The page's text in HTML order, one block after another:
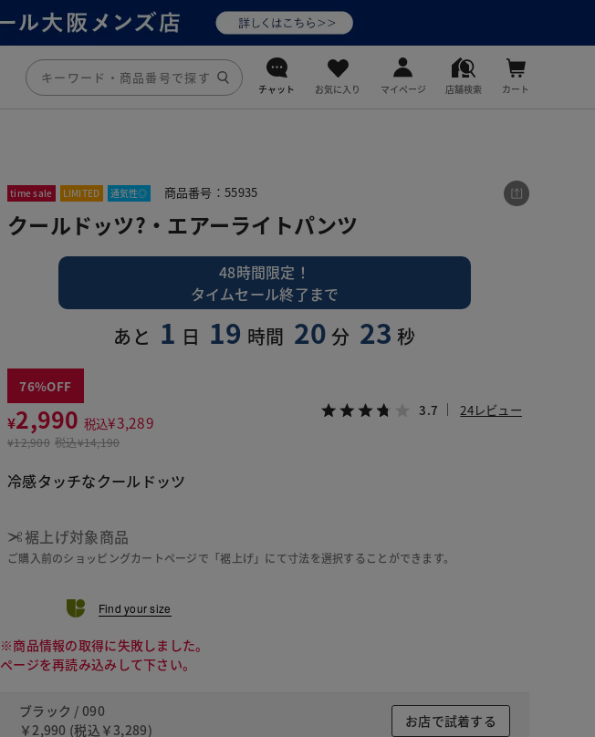
チャット お気に入り マイページ 店舗検索 カート
time sale LIMITED 通気性◎ 商品番号：55935
クールドッツ?・エアーライトパンツ
48時間限定！
タイムセール終了まで
あと 1 日 19 時間 20 分 21 秒
76
¥2,990 税込¥3,289
¥12,900 税込¥14,190
3.7 24レビュー
冷感タッチなクールドッツ
裾上げ対象商品
ご購入前のショッピングカートページで「裾上げ」にて寸法を選択することができます。
Find your size
※商品情報の取得に失敗しました。
ページを再読み込みして下さい。
ブラック / 090
￥2,990 (税込 ￥3,289)
お店で試着する